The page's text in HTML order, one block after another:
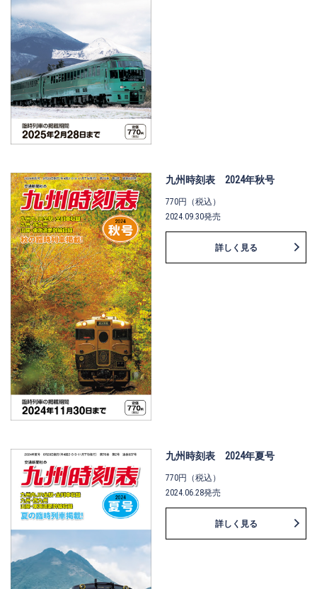
九州時刻表 2024年秋号
770円（税込）
2024.09.30発売
詳しく見る
九州時刻表 2024年夏号
770円（税込）
2024.06.28発売
詳しく見る